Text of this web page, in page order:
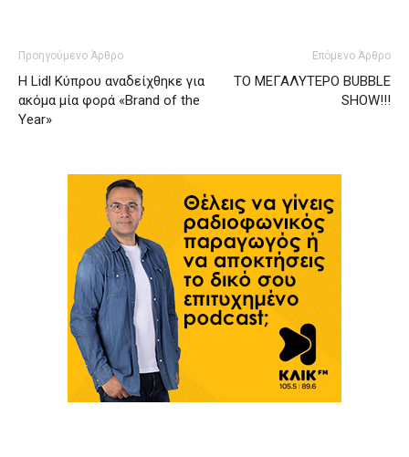
Προηγούμενο Άρθρο
H Lidl Κύπρου αναδείχθηκε για
ακόμα μία φορά «Brand of the
Year»
Επόμενο Άρθρο
ΤΟ ΜΕΓΑΛΥΤΕΡΟ BUBBLE
SHOW!!!